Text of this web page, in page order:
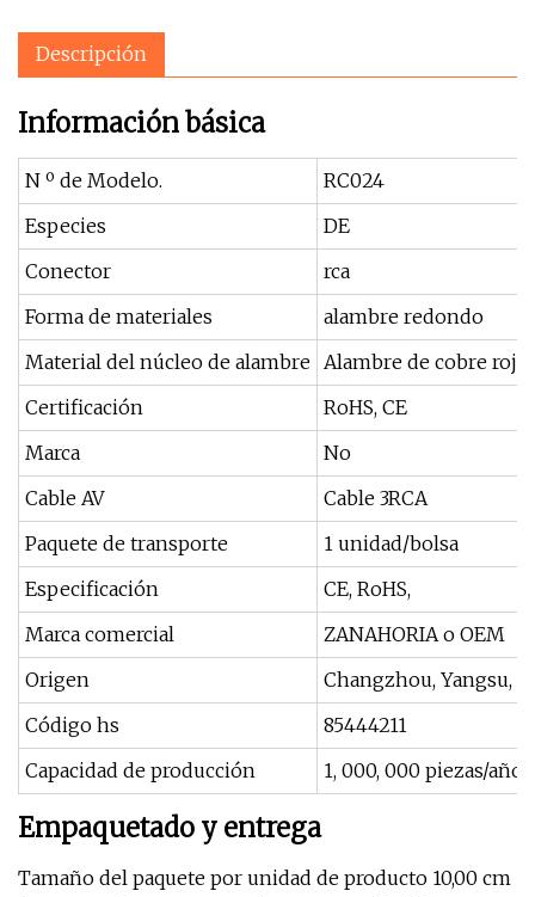
Descripción
Información básica
N º de Modelo.
RC024
Especies
DE
Conector
rca
Forma de materiales
alambre redondo
Material del núcleo de alambre Alambre de cobre rojo
Certificación
RoHS, CE
Marca
No
Cable AV
Cable 3RCA
Paquete de transporte
1 unidad/bolsa
Especificación
CE, RoHS,
Marca comercial
ZANAHORIA o OEM
Origen
Changzhou, Yangsu,
Código hs
85444211
Capacidad de producción
1, 000, 000 piezas/año
Empaquetado y entrega
Tamaño del paquete por unidad de producto 10,00 cm